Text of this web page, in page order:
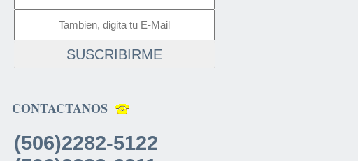
SUSCRIBIRME
CONTACTANOS
(506)2282-5122